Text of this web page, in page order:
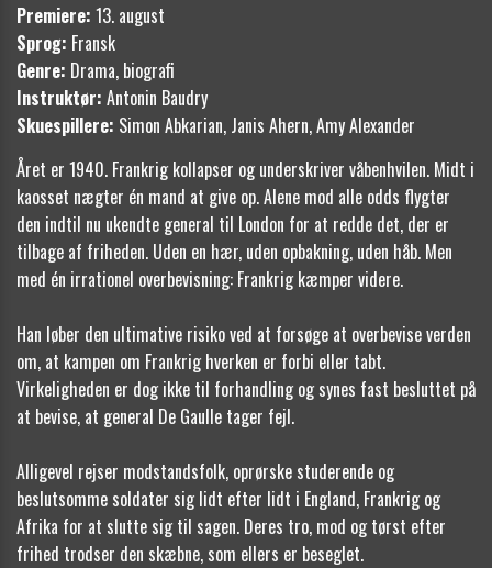
Premiere: 13. august
Sprog: Fransk
Genre: Drama, biografi
Instruktør: Antonin Baudry
Skuespillere: Simon Abkarian, Janis Ahern, Amy Alexander
Året er 1940. Frankrig kollapser og underskriver våbenhvilen. Midt i
kaosset nægter én mand at give op. Alene mod alle odds flygter
den indtil nu ukendte general til London for at redde det, der er
tilbage af friheden. Uden en hær, uden opbakning, uden håb. Men
med én irrationel overbevisning: Frankrig kæmper videre.
Han løber den ultimative risiko ved at forsøge at overbevise verden
om, at kampen om Frankrig hverken er forbi eller tabt.
Virkeligheden er dog ikke til forhandling og synes fast besluttet på
at bevise, at general De Gaulle tager fejl.
Alligevel rejser modstandsfolk, oprørske studerende og
beslutsomme soldater sig lidt efter lidt i England, Frankrig og
Afrika for at slutte sig til sagen. Deres tro, mod og tørst efter
frihed trodser den skæbne, som ellers er beseglet.